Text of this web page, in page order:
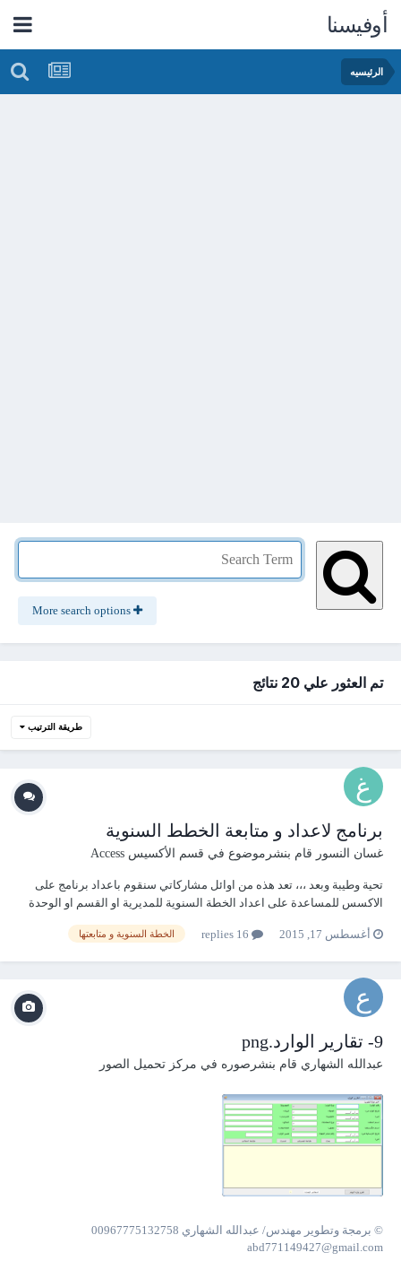
أوفيسنا
الرئيسيه
تم العثور علي 20 نتائج
طريقة الترتيب
برنامج لاعداد و متابعة الخطط السنوية
غسان النسور قام بنشرموضوع في قسم الأكسيس Access
تحية وطيبة وبعد ،،، تعد هذه من اوائل مشاركاتي سنقوم باعداد برنامج على
الاكسس للمساعدة على اعداد الخطة السنوية للمديرية او القسم او الوحدة
انشطة الخطة السنوية الى انشطة رئيسية تندرج تحتها انشطة فرعية تحديد
أغسطس 17, 2015 الخطة السنوية و متابعتها
9- تقارير الوارد.png
عبدالله الشهاري قام بنشرصوره في مركز تحميل الصور
© برمجة وتطوير مهندس/ عبدالله الشهاري 00967775132758
abd771149427@gmail.com